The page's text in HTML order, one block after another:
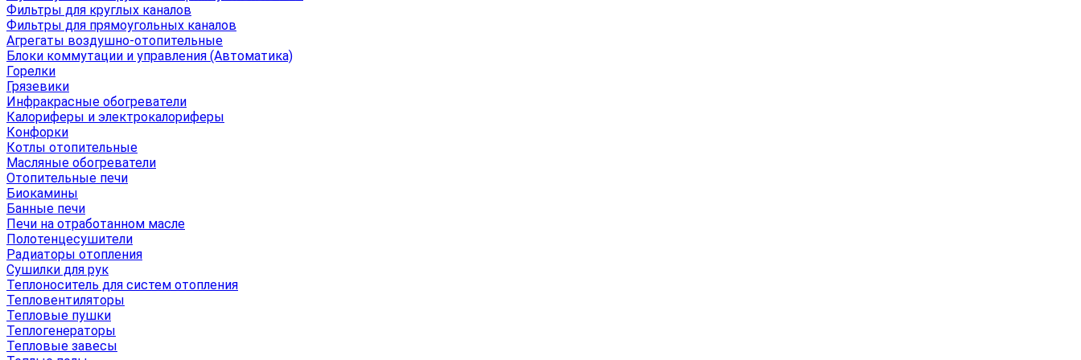
Фильтры для круглых каналов
Фильтры для прямоугольных каналов
Агрегаты воздушно-отопительные
Блоки коммутации и управления (Автоматика)
Горелки
Грязевики
Инфракрасные обогреватели
Калориферы и электрокалориферы
Конфорки
Котлы отопительные
Масляные обогреватели
Отопительные печи
Биокамины
Банные печи
Печи на отработанном масле
Полотенцесушители
Радиаторы отопления
Сушилки для рук
Теплоноситель для систем отопления
Тепловентиляторы
Тепловые пушки
Теплогенераторы
Тепловые завесы